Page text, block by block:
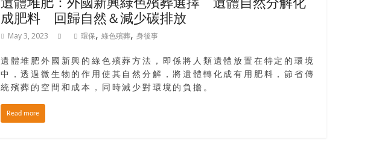
成肥料 回歸自然＆減少碳排放
May 3, 2023 環保, 綠色殯葬, 身後事
遺體堆肥外國新興的綠色殯葬方法，即係將人類遺體放置在特定的環境
中，透過微生物的作用使其自然分解，將遺體轉化成有用肥料，節省傳
統殯葬的空間和成本，同時減少對環境的負擔。
Read more